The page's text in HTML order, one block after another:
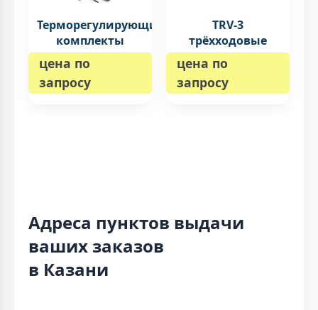
Терморегулирующие
комплекты
цена по
запросу
TRV-3
трёхходовые
цена по
запросу
Адреса пунктов выдачи
ваших заказов
в Казани